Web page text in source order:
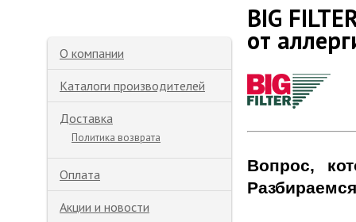
О компании
Каталоги производителей
Доставка
Политика возврата
Оплата
Акции и новости
BIG
от
Вопрос,